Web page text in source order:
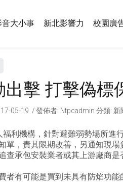
音大小事 新北影響力 校園廣
出擊 打擊偽標
05-19 發佈者: Ntpcadmin 分類: 新
利機構，針對避難弱勢場所
，責其限期改善，另通知現
承包安裝業者或其上游廠商
有可能是買到未具有防焰功